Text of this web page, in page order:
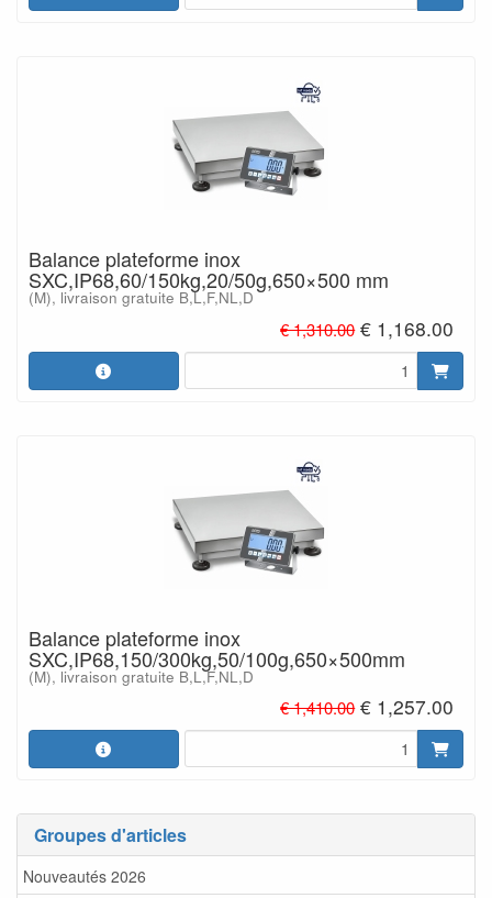
Groupes d'articles
Nouveautés 2026
Balance plateforme inox
SXC,IP68,60/150kg,20/50g,650×500 mm
(M), livraison gratuite B,L,F,NL,D
€ 1,310.00 € 1,168.00
Balance plateforme inox
SXC,IP68,150/300kg,50/100g,650×500mm
(M), livraison gratuite B,L,F,NL,D
€ 1,410.00 € 1,257.00